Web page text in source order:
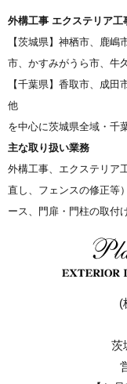
外構工事 エクステリア
【茨城県】神栖市、鹿
市、かすみがうら市、牛
【千葉県】香取市、成
他
を中心に茨城県全域・千
主な取り扱い業務
外構工事、エクステリア
直し、フェンスの修正等
ース、門扉・門柱の取付
(
茨